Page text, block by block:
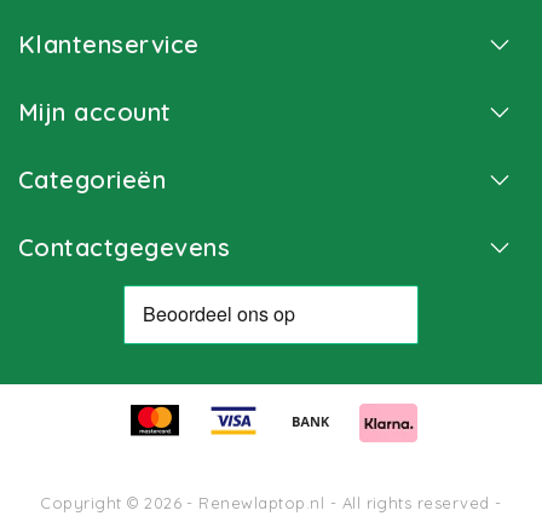
Klantenservice
Mijn account
Categorieën
Contactgegevens
Copyright © 2026 - Renewlaptop.nl - All rights reserved -